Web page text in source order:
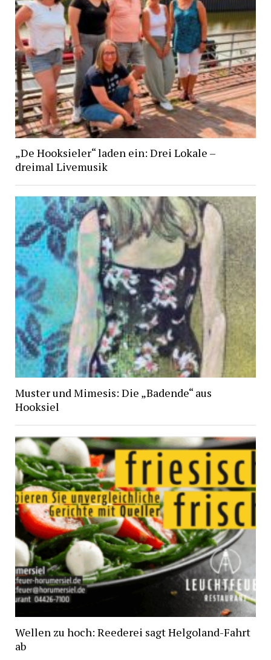
„De Hooksieler“ laden ein: Drei Lokale –
dreimal Livemusik
Muster und Mimesis: Die „Badende“ aus
Hooksiel
Wellen zu hoch: Reederei sagt Helgoland-Fahrt
ab